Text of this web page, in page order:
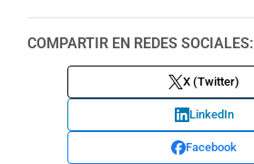
COMPARTIR EN REDES SOCIALES:
X (Twitter)
LinkedIn
Facebook